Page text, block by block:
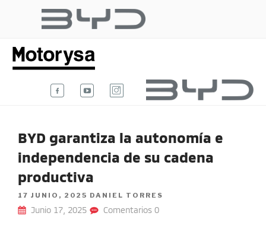
COLOMBIA
BYD garantiza la autonomía e
independencia de su cadena
productiva
POSTED
ON
17 JUNIO, 2025 DANIEL TORRES
Junio 17, 2025 Comentarios 0